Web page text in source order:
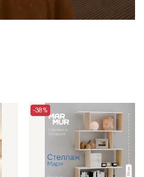
-38%